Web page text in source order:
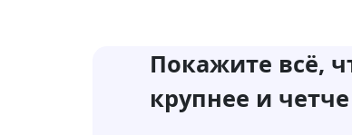
Покажите всё,
крупнее и четче